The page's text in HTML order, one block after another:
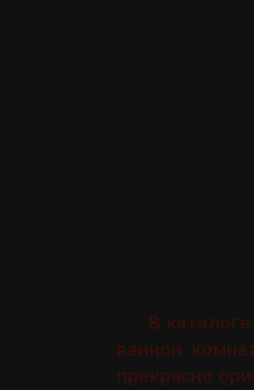
. В
ванной
прекрасно